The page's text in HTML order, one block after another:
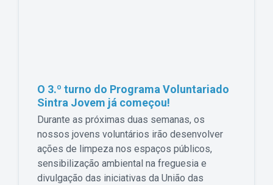
O 3.º turno do Programa Voluntariado
Sintra Jovem já começou!
Durante as próximas duas semanas, os
nossos jovens voluntários irão desenvolver
ações de limpeza nos espaços públicos,
sensibilização ambiental na freguesia e
divulgação das iniciativas da União das